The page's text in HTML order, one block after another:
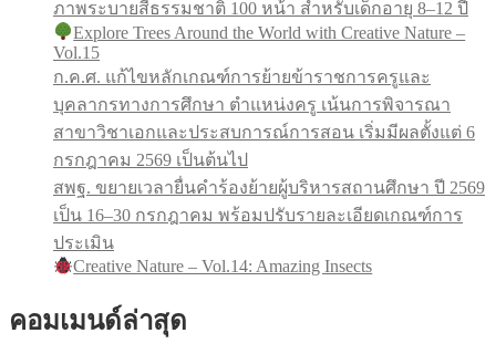
ภาพระบายสีธรรมชาติ 100 หน้า สำหรับเด็กอายุ 8–12 ปี
Explore Trees Around the World with Creative Nature –
Vol.15
ก.ค.ศ. แก้ไขหลักเกณฑ์การย้ายข้าราชการครูและ
บุคลากรทางการศึกษา ตำแหน่งครู เน้นการพิจารณา
สาขาวิชาเอกและประสบการณ์การสอน เริ่มมีผลตั้งแต่ 6
กรกฎาคม 2569 เป็นต้นไป
สพฐ. ขยายเวลายื่นคำร้องย้ายผู้บริหารสถานศึกษา ปี 2569
เป็น 16–30 กรกฎาคม พร้อมปรับรายละเอียดเกณฑ์การ
ประเมิน
Creative Nature – Vol.14: Amazing Insects
คอมเมนด์ล่าสุด